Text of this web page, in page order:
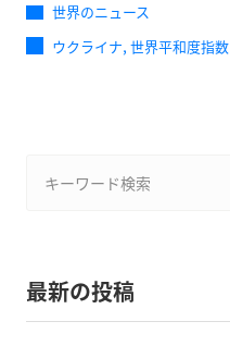
世界のニュース
ウクライナ, 世界平和度指数
最新の投稿